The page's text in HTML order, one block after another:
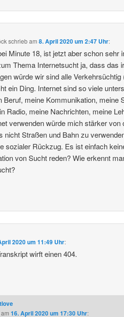
schriebam8. April 2020 um 2:47 Uhr:
Minute 18, ist jetzt aber schon sehr
Thema Internetsucht ja, dass das
würde wir sind alle Verkehrsüchtig
ein Ding. Internet sind so viele
Beruf, meine Kommunikation, meine
Radio, meine Nachrichten, meine
verwenden würde mich stärker von
nicht Straßen und Bahn zu
sozialer Rückzug. Es ist einfach
von Sucht reden? Wie erkennt
2020 um 11:49 Uhr:
wirft einen 404.
16. April 2020 um 17:30 Uhr: